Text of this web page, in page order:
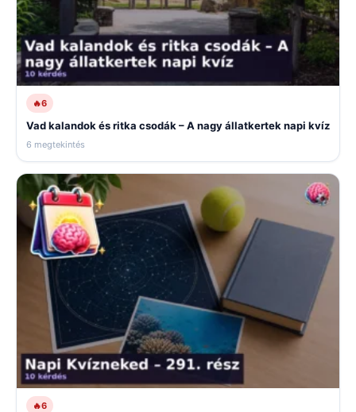
🔥6
Vad kalandok és ritka csodák – A nagy állatkertek napi kvíz
6 megtekintés
🔥6